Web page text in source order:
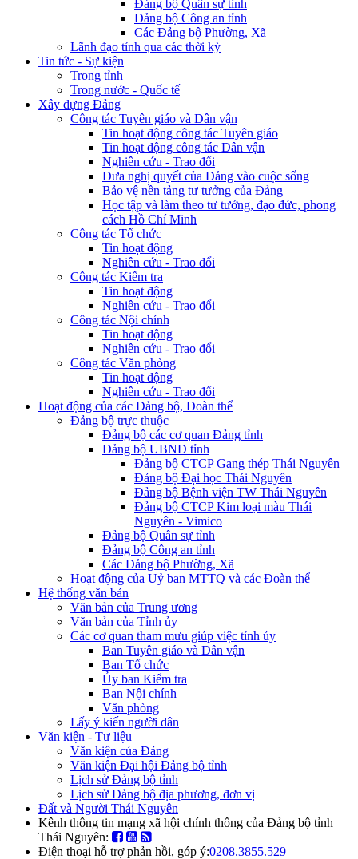
Đảng bộ Quân sự tỉnh
Đảng bộ Công an tỉnh
Các Đảng bộ Phường, Xã
Lãnh đạo tỉnh qua các thời kỳ
Tin tức - Sự kiện
Trong tỉnh
Trong nước - Quốc tế
Xây dựng Đảng
Công tác Tuyên giáo và Dân vận
Tin hoạt động công tác Tuyên giáo
Tin hoạt động công tác Dân vận
Nghiên cứu - Trao đổi
Đưa nghị quyết của Đảng vào cuộc sống
Bảo vệ nền tảng tư tưởng của Đảng
Học tập và làm theo tư tưởng, đạo đức, phong
cách Hồ Chí Minh
Công tác Tổ chức
Tin hoạt động
Nghiên cứu - Trao đổi
Công tác Kiểm tra
Tin hoạt động
Nghiên cứu - Trao đổi
Công tác Nội chính
Tin hoạt động
Nghiên cứu - Trao đổi
Công tác Văn phòng
Tin hoạt động
Nghiên cứu - Trao đổi
Hoạt động của các Đảng bộ, Đoàn thể
Đảng bộ trực thuộc
Đảng bộ các cơ quan Đảng tỉnh
Đảng bộ UBND tỉnh
Đảng bộ CTCP Gang thép Thái Nguyên
Đảng bộ Đại học Thái Nguyên
Đảng bộ Bệnh viện TW Thái Nguyên
Đảng bộ CTCP Kim loại màu Thái
Nguyên - Vimico
Đảng bộ Quân sự tỉnh
Đảng bộ Công an tỉnh
Các Đảng bộ Phường, Xã
Hoạt động của Uỷ ban MTTQ và các Đoàn thể
Hệ thống văn bản
Văn bản của Trung ương
Văn bản của Tỉnh ủy
Các cơ quan tham mưu giúp việc tỉnh ủy
Ban Tuyên giáo và Dân vận
Ban Tổ chức
Ủy ban Kiểm tra
Ban Nội chính
Văn phòng
Lấy ý kiến người dân
Văn kiện - Tư liệu
Văn kiện của Đảng
Văn kiện Đại hội Đảng bộ tỉnh
Lịch sử Đảng bộ tỉnh
Lịch sử Đảng bộ địa phương, đơn vị
Đất và Người Thái Nguyên
Kênh thông tin mạng xã hội chính thống của Đảng bộ tỉnh
Thái Nguyên:
Điện thoại hỗ trợ phản hồi, góp ý:0208.3855.529